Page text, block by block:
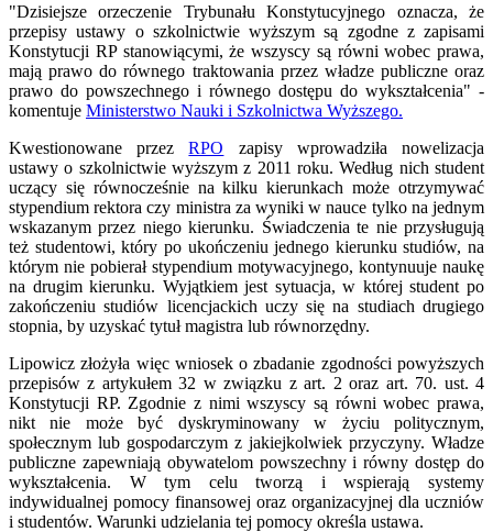
"Dzisiejsze orzeczenie Trybunału Konstytucyjnego oznacza, że
przepisy ustawy o szkolnictwie wyższym są zgodne z zapisami
Konstytucji RP stanowiącymi, że wszyscy są równi wobec prawa,
mają prawo do równego traktowania przez władze publiczne oraz
prawo do powszechnego i równego dostępu do wykształcenia" -
komentuje Ministerstwo Nauki i Szkolnictwa Wyższego.
Kwestionowane przezRPO zapisy wprowadziła nowelizacja
ustawy o szkolnictwie wyższym z 2011 roku. Według nich student
uczący się równocześnie na kilku kierunkach może otrzymywać
stypendium rektora czy ministra za wyniki w nauce tylko na jednym
wskazanym przez niego kierunku. Świadczenia te nie przysługują
też studentowi, który po ukończeniu jednego kierunku studiów, na
którym nie pobierał stypendium motywacyjnego, kontynuuje naukę
na drugim kierunku. Wyjątkiem jest sytuacja, w której student po
zakończeniu studiów licencjackich uczy się na studiach drugiego
stopnia, by uzyskać tytuł magistra lub równorzędny.
Lipowicz złożyła więc wniosek o zbadanie zgodności powyższych
przepisów z artykułem 32 w związku z art. 2 oraz art. 70. ust. 4
Konstytucji RP. Zgodnie z nimi wszyscy są równi wobec prawa,
nikt nie może być dyskryminowany w życiu politycznym,
społecznym lub gospodarczym z jakiejkolwiek przyczyny. Władze
publiczne zapewniają obywatelom powszechny i równy dostęp do
wykształcenia. W tym celu tworzą i wspierają systemy
indywidualnej pomocy finansowej oraz organizacyjnej dla uczniów
i studentów. Warunki udzielania tej pomocy określa ustawa.